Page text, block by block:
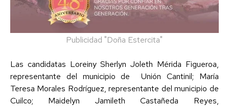
Publicidad "Doña Estercita"
Las candidatas Loreiny Sherlyn Joleth Mérida Figueroa,
representante del municipio de
Unión Cantinil; María
Teresa Morales Rodríguez, representante del municipio de
Cuilco; Maidelyn Jamileth Castañeda Reyes,